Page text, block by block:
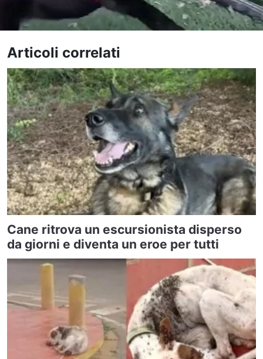
Articoli correlati
Cane ritrova un escursionista disperso
da giorni e diventa un eroe per tutti